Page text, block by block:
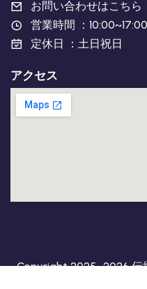
お問い合わせはこちら
営業時間 ：10:00~17:00
定休日 ：土日祝日
アクセス
Copyright 2025~2026 伝